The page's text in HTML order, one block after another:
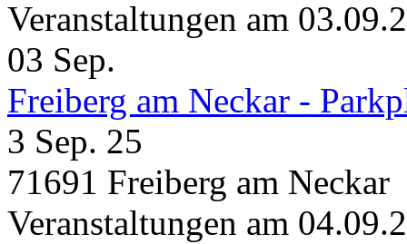
Veranstaltungen am
03 Sep.
Freiberg am Neckar -
3 Sep. 25
71691 Freiberg am Neckar
Veranstaltungen am